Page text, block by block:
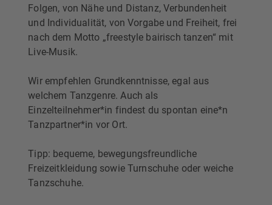
Folgen, von Nähe und Distanz, Verbundenheit
und Individualität, von Vorgabe und Freiheit, frei
nach dem Motto „freestyle bairisch tanzen“ mit
Live-Musik.
Wir empfehlen Grundkenntnisse, egal aus
welchem Tanzgenre. Auch als
Einzelteilnehmer*in findest du spontan eine*n
Tanzpartner*in vor Ort.
Tipp: bequeme, bewegungsfreundliche
Freizeitkleidung sowie Turnschuhe oder weiche
Tanzschuhe.